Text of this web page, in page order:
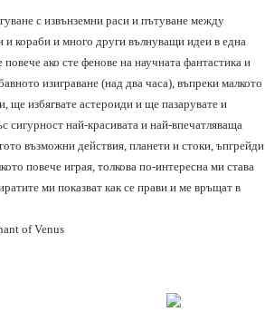
с извънземни раси и пътуване между
и кораби и много други вълнуващи идеи в една
ако сте фенове на научната фантастика и
изиграване (над два часа), въпреки малкото
ще избягвате астероиди и ще пазарувате и
сигурност най-красивата и най-впечатляваща
възможни действия, планети и стоки, ъпгрейди
повече играя, толкова по-интересна ми става
ми показват как се прави и ме връщат в
of Venus